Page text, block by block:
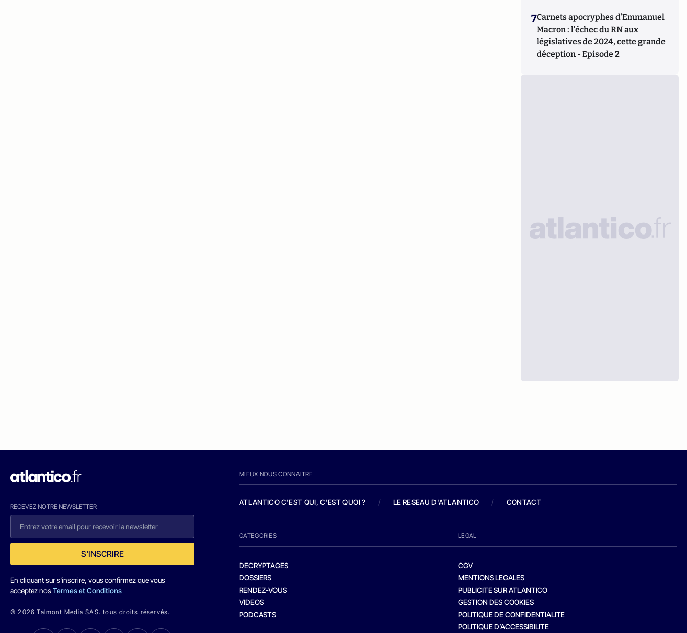
7Carnets apocryphes d’Emmanuel
Macron : l’échec du RN aux
législatives de 2024, cette grande
déception - Episode 2
RECEVEZ NOTRE NEWSLETTER
S'INSCRIRE
En cliquant sur s'inscrire, vous confirmez que vous
acceptez nosTermes et Conditions
© 2026 Talmont Media SAS. tous droits réservés.
MIEUX NOUS CONNAITRE
ATLANTICO C'EST QUI, C'EST QUOI ? / LE RESEAU D'ATLANTICO / CONTACT
CATEGORIES
DECRYPTAGES
DOSSIERS
RENDEZ-VOUS
VIDEOS
PODCASTS
LEGAL
CGV
MENTIONS LEGALES
PUBLICITE SUR ATLANTICO
GESTION DES COOKIES
POLITIQUE DE CONFIDENTIALITE
POLITIQUE D’ACCESSIBILITE